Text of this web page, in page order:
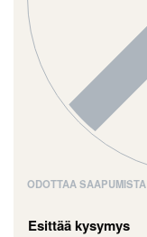
ODOTTAA SAAPUMISTA
Esittää kysymys